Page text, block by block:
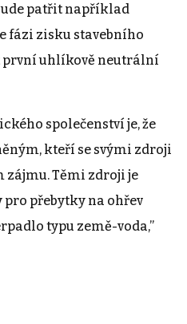
patřit například
fázi zisku stavebního
první uhlíkově neutrální
společenství je, že
kteří se svými zdroji
Těmi zdroji je
přebytky na ohřev
typu země-voda,”